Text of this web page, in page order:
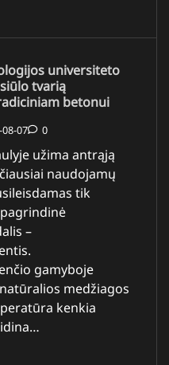
universiteto
tvarią
betonui
07 0
užima antrąją
naudojamų
tik
–
gamyboje
medžiagos
kenkia